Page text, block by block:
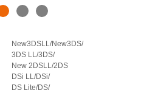
New3DSLL/New3DS/
3DS LL/3DS/
New 2DSLL/2DS
DSi LL/DSi/
DS Lite/DS/